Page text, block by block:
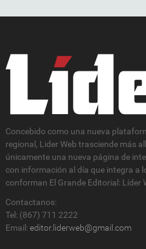
Concebido como una nueva
regional, Lider Web trasciende más
únicamente una nueva página de
con información al día que integra a
conforman El Grande Editorial: Líder
Contactanos:
Tel: (867) 711 2222
Email: editor.liderweb@gmail.com